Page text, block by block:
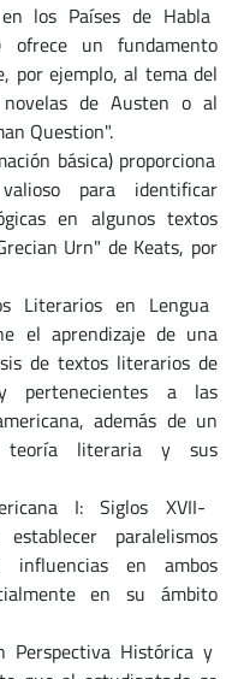
los Países de Habla
ofrece un fundamento
por ejemplo, al tema del
de Austen o al
Question".
básica) proporciona
para identificar
en algunos textos
Urn" de Keats, por
Literarios en Lengua
el aprendizaje de una
de textos literarios de
pertenecientes a las
además de un
literaria y sus
I: Siglos XVII-
paralelismos
influencias en ambos
en su ámbito
Perspectiva Histórica y